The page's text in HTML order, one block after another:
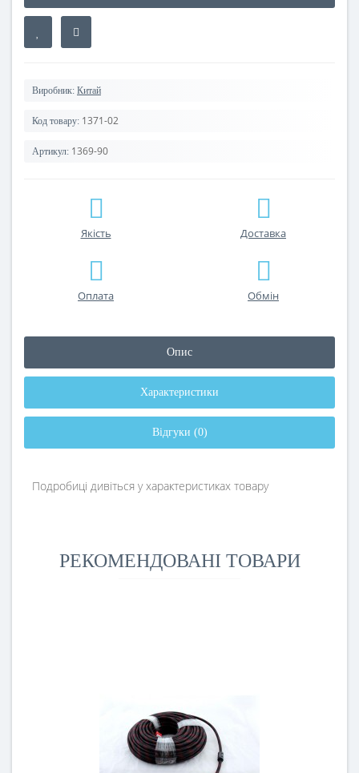
Виробник: Китай
Код товару: 1371-02
Артикул: 1369-90
Якість Доставка
Оплата Обмін
Опис
Характеристики
Відгуки (0)
Подробиці дивіться у характеристиках товару
РЕКОМЕНДОВАНІ ТОВАРИ